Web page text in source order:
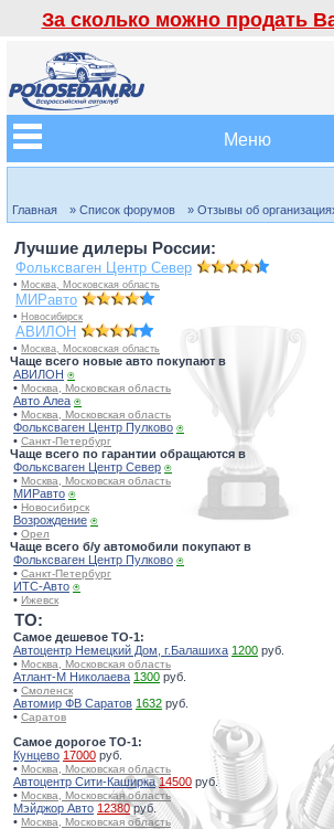
За сколько можно продать
Меню
Главная » Список форумов » Отзывы об
Лучшие дилеры России:
Фольксваген Центр Север
• Москва, Московская область
МИРавто
• Новосибирск
АВИЛОН
• Москва, Московская область
Чаще всего новые авто покупают в
АВИЛОН ⍟
• Москва, Московская область
Авто Алеа ⍟
• Москва, Московская область
Фольксваген Центр Пулково ⍟
• Санкт-Петербург
Чаще всего по гарантии обращаются в
Фольксваген Центр Север ⍟
• Москва, Московская область
МИРавто ⍟
• Новосибирск
Возрождение ⍟
• Орел
Чаще всего б/у автомобили покупают в
Фольксваген Центр Пулково ⍟
• Санкт-Петербург
ИТС-Авто ⍟
• Ижевск
TO:
Самое дешевое ТО-1:
Автоцентр Немецкий Дом, г.Балашиха 1200 руб.
• Москва, Московская область
Атлант-М Николаева 1300 руб.
• Смоленск
Автомир ФВ Саратов 1632 руб.
• Саратов
Самое дорогое ТО-1:
Кунцево 17000 руб.
• Москва, Московская область
Автоцентр Сити-Каширка 14500 руб.
• Москва, Московская область
Мэйджор Авто 12380руб.
• Москва, Московская область